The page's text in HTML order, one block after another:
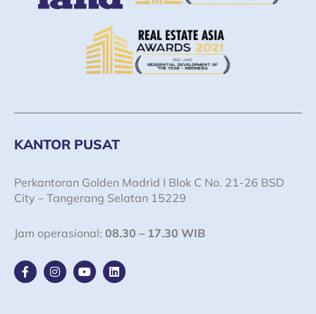
KANTOR PUSAT
Perkantoran Golden Madrid I Blok C No. 21-26 BSD
City – Tangerang Selatan 15229
Jam operasional: 08.30 – 17.30 WIB
F
a
I
n
Y
o
L
i